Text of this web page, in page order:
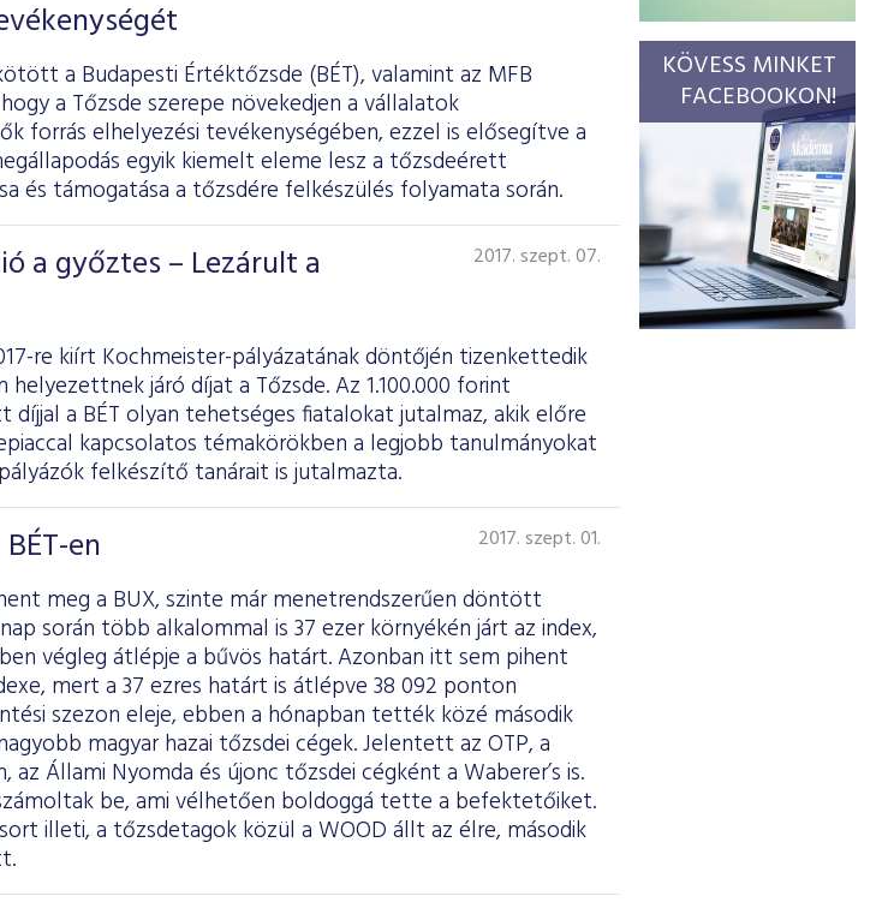
a Budapesti Értéktőzsde (BÉT), valamint az MFB
a Tőzsde szerepe növekedjen a vállalatok
forrás elhelyezési tevékenységében, ezzel is elősegítve a
egyik kiemelt eleme lesz a tőzsdeérett
és támogatása a tőzsdére felkészülés folyamata során.
a győztes – Lezárult a
2017. szept. 07.
re kiírt Kochmeister-pályázatának döntőjén tizenkettedik
járó díjat a Tőzsde. Az 1.100.000 forint
díjjal a BÉT olyan tehetséges fiatalokat jutalmaz, akik előre
kapcsolatos témakörökben a legjobb tanulmányokat
felkészítő tanárait is jutalmazta.
en 2017. szept. 01.
meg a BUX, szinte már menetrendszerűen döntött
során több alkalommal is 37 ezer környékén járt az index,
végleg átlépje a bűvös határt. Azonban itt sem pihent
mert a 37 ezres határt is átlépve 38 092 ponton
szezon eleje, ebben a hónapban tették közé második
magyar hazai tőzsdei cégek. Jelentett az OTP, a
az Állami Nyomda és újonc tőzsdei cégként a Waberer’s is.
be, ami vélhetően boldoggá tette a befektetőiket.
illeti, a tőzsdetagok közül a WOOD állt az élre, második
KÖVESS MINKET
FACEBOOKON!